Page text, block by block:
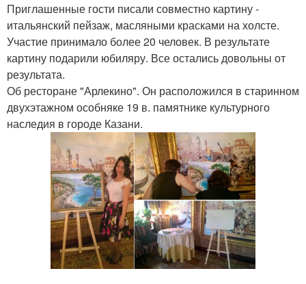
Приглашенные гости писали совместно картину -
итальянский пейзаж, масляными красками на холсте.
Участие принимало более 20 человек. В результате
картину подарили юбиляру. Все остались довольны от
результата.
Об ресторане "Арлекино". Он расположился в старинном
двухэтажном особняке 19 в. памятнике культурного
наследия в городе Казани.